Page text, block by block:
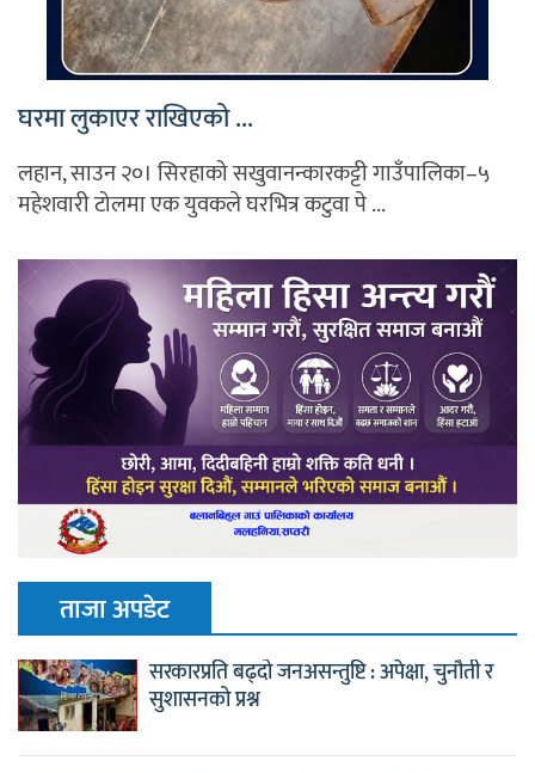
घरमा लुकाएर राखिएको ...
लहान, साउन २०। सिरहाको सखुवानन्कारकट्टी गाउँपालिका–५
महेशवारी टोलमा एक युवकले घरभित्र कटुवा पे ...
ताजा अपडेट
सरकारप्रति बढ्दो जनअसन्तुष्टि : अपेक्षा, चुनौती र
सुशासनको प्रश्न